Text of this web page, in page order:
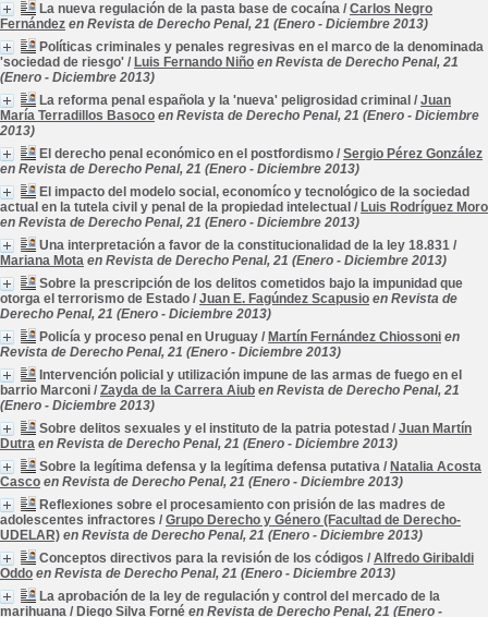
La nueva regulación de la pasta base de cocaína / Carlos Negro
Fernández en Revista de Derecho Penal, 21 (Enero - Diciembre 2013)
Políticas criminales y penales regresivas en el marco de la denominada
'sociedad de riesgo' / Luis Fernando Niño en Revista de Derecho Penal, 21
(Enero - Diciembre 2013)
La reforma penal española y la 'nueva' peligrosidad criminal / Juan
María Terradillos Basoco en Revista de Derecho Penal, 21 (Enero - Diciembre
2013)
El derecho penal económico en el postfordismo / Sergio Pérez González
en Revista de Derecho Penal, 21 (Enero - Diciembre 2013)
El impacto del modelo social, economíco y tecnológico de la sociedad
actual en la tutela civil y penal de la propiedad intelectual / Luis Rodríguez Moro
en Revista de Derecho Penal, 21 (Enero - Diciembre 2013)
Una interpretación a favor de la constitucionalidad de la ley 18.831 /
Mariana Mota en Revista de Derecho Penal, 21 (Enero - Diciembre 2013)
Sobre la prescripción de los delitos cometidos bajo la impunidad que
otorga el terrorismo de Estado / Juan E. Fagúndez Scapusio en Revista de
Derecho Penal, 21 (Enero - Diciembre 2013)
Policía y proceso penal en Uruguay / Martín Fernández Chiossoni en
Revista de Derecho Penal, 21 (Enero - Diciembre 2013)
Intervención policial y utilización impune de las armas de fuego en el
barrio Marconi / Zayda de la Carrera Aiub en Revista de Derecho Penal, 21
(Enero - Diciembre 2013)
Sobre delitos sexuales y el instituto de la patria potestad / Juan Martín
Dutra en Revista de Derecho Penal, 21 (Enero - Diciembre 2013)
Sobre la legítima defensa y la legítima defensa putativa / Natalia Acosta
Casco en Revista de Derecho Penal, 21 (Enero - Diciembre 2013)
Reflexiones sobre el procesamiento con prisión de las madres de
adolescentes infractores / Grupo Derecho y Género (Facultad de Derecho-
UDELAR) en Revista de Derecho Penal, 21 (Enero - Diciembre 2013)
Conceptos directivos para la revisión de los códigos / Alfredo Giribaldi
Oddo en Revista de Derecho Penal, 21 (Enero - Diciembre 2013)
La aprobación de la ley de regulación y control del mercado de la
marihuana / Diego Silva Forné en Revista de Derecho Penal, 21 (Enero -